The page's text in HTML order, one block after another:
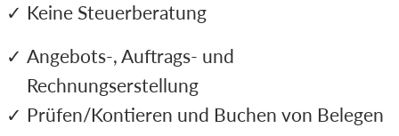
Keine Steuerberatung
Angebots-, Auftrags- und
Rechnungserstellung
Prüfen/Kontieren und Buchen von Belegen